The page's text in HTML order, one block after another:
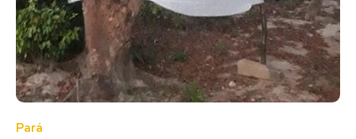
Pará